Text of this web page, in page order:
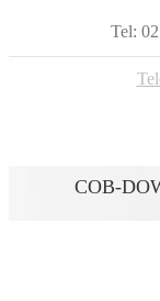
Tel: